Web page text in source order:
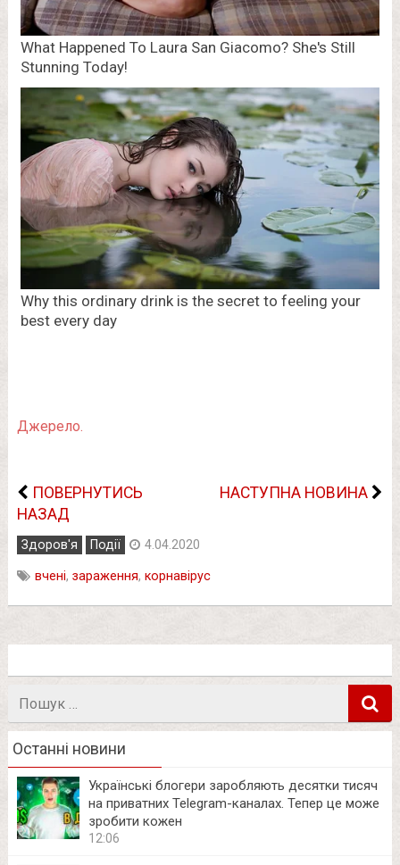
Джерело.
ПОВЕРНУТИСЬ
НАЗАД
НАСТУПНА НОВИНА
Здоров'я Події 4.04.2020
вчені, зараження, корнавірус
Останні новини
Українські блогери заробляють десятки тисяч
на приватних Telegram-каналах. Тепер це може
зробити кожен
12:06